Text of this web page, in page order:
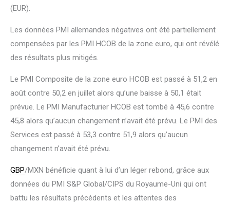
(EUR).
Les données PMI allemandes négatives ont été partiellement
compensées par les PMI HCOB de la zone euro, qui ont révélé
des résultats plus mitigés.
Le PMI Composite de la zone euro HCOB est passé à 51,2 en
août contre 50,2 en juillet alors qu’une baisse à 50,1 était
prévue. Le PMI Manufacturier HCOB est tombé à 45,6 contre
45,8 alors qu’aucun changement n’avait été prévu. Le PMI des
Services est passé à 53,3 contre 51,9 alors qu’aucun
changement n’avait été prévu.
GBP/MXN bénéficie quant à lui d’un léger rebond, grâce aux
données du PMI S&P Global/CIPS du Royaume-Uni qui ont
battu les résultats précédents et les attentes des